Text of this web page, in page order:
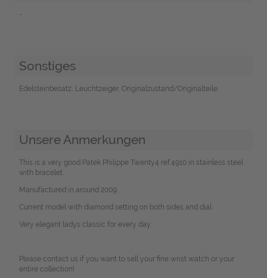
-
Sonstiges
Edelsteinbesatz, Leuchtzeiger, Originalzustand/Originalteile
Unsere Anmerkungen
This is a very good Patek Philippe Twenty4 ref.4910 in stainless steel
with bracelet.
Manufactured in around 2009.
Current model with diamond setting on both sides and dial.
Very elegant ladys classic for every day.
Please contact us if you want to sell your fine wrist watch or your
entire collection!